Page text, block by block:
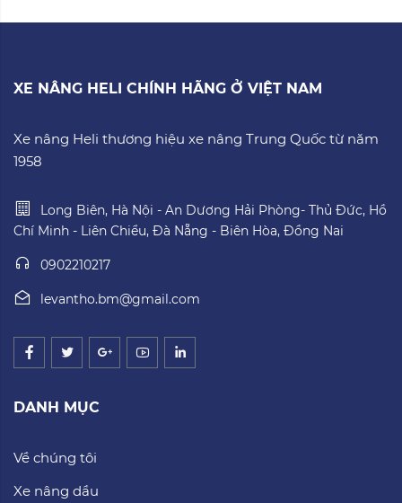
XE NÂNG HELI CHÍNH HÃNG Ở VIỆT NAM
Xe nâng Heli thương hiệu xe nâng Trung Quốc từ năm
1958
Long Biên, Hà Nội - An Dương Hải Phòng- Thủ Đức, Hồ
Chí Minh - Liên Chiểu, Đà Nẵng - Biên Hòa, Đồng Nai
0902210217
levantho.bm@gmail.com
DANH MỤC
Về chúng tôi
Xe nâng dầu